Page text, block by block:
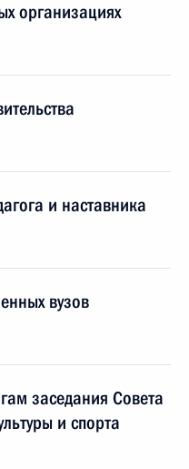
организациях
и наставника
вузов
заседания Совета
и спорта